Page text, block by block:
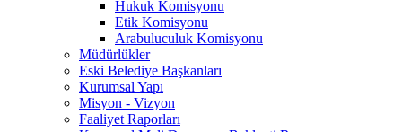
Hukuk Komisyonu
Etik Komisyonu
Arabuluculuk Komisyonu
Müdürlükler
Eski Belediye Başkanları
Kurumsal Yapı
Misyon - Vizyon
Faaliyet Raporları